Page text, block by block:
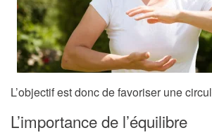
L’objectif est donc de favoriser une
L’importance de l’équilibre